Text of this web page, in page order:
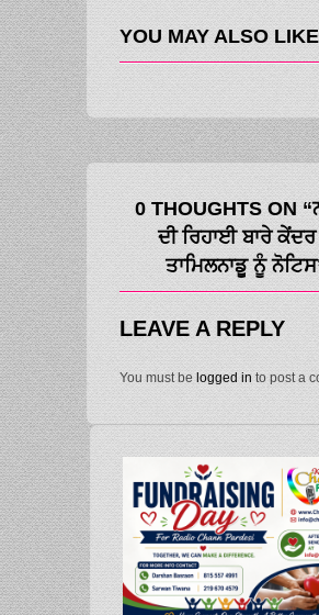
YOU MAY ALSO
0 THOUGHTS ON
ਦੀ ਰਿਹਾਈ ਬਾਰੇ
ਤਾਮਿਲਨਾਡੂ ਨੂੰ
LEAVE A REPLY
You must be logged in to post a